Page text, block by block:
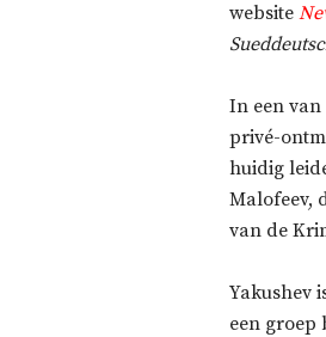
website
In een van
privé-
huidig
Malofeev,
van de
Yakushev
een groep